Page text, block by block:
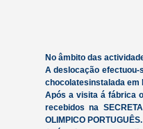
No âmbito das
A deslocação efectuou-
chocolatesinstalada em
Após a visita á fábrica
recebidos na
OLIMPICO PORTUGUÊS.